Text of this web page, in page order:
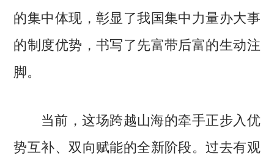
的集中体现，彰显了我国集中力量办大事
的制度优势，书写了先富带后富的生动注
脚。
当前，这场跨越山海的牵手正步入优
势互补、双向赋能的全新阶段。过去有观